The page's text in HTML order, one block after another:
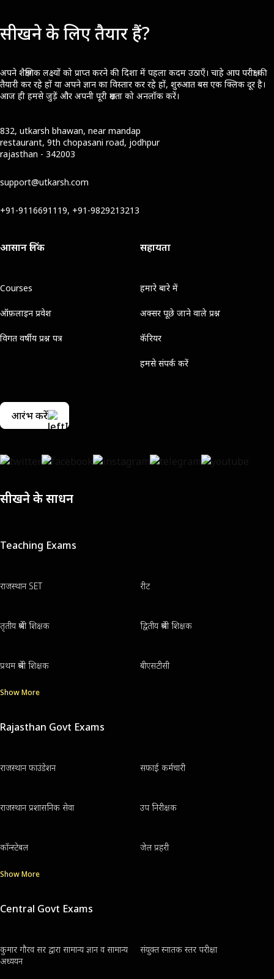
सीखने के लिए तैयार हैं?
अपने शैक्षणिक लक्ष्यों को प्राप्त करने की दिशा में पहला कदम उठाएँ। चाहे आप परीक्षा की
तैयारी कर रहे हों या अपने ज्ञान का विस्तार कर रहे हों, शुरुआत बस एक क्लिक दूर है।
आज ही हमसे जुड़ें और अपनी पूरी क्षमता को अनलॉक करें।
832, utkarsh bhawan, near mandap
restaurant, 9th chopasani road, jodhpur
rajasthan - 342003
support@utkarsh.com
+91-9116691119, +91-9829213213
आसान लिंक
Courses
ऑफ़लाइन प्रवेश
विगत वर्षीय प्रश्न पत्र
सहायता
हमारे बारे में
अक्सर पूछे जाने वाले प्रश्न
कॅरियर
हमसे संपर्क करें
आरंभ करें
सीखने के साधन
Teaching Exams
राजस्थान SET रीट
तृतीय श्रेणी शिक्षक द्वितीय श्रेणी शिक्षक
प्रथम श्रेणी शिक्षक बीएसटीसी
Show More
Rajasthan Govt Exams
राजस्थान फाउंडेशन सफाई कर्मचारी
राजस्थान प्रशासनिक सेवा उप निरीक्षक
कॉन्स्टेबल जेल प्रहरी
Show More
Central Govt Exams
कुमार गौरव सर द्वारा सामान्य ज्ञान व सामान्य
अध्ययन
संयुक्त स्नातक स्तर परीक्षा